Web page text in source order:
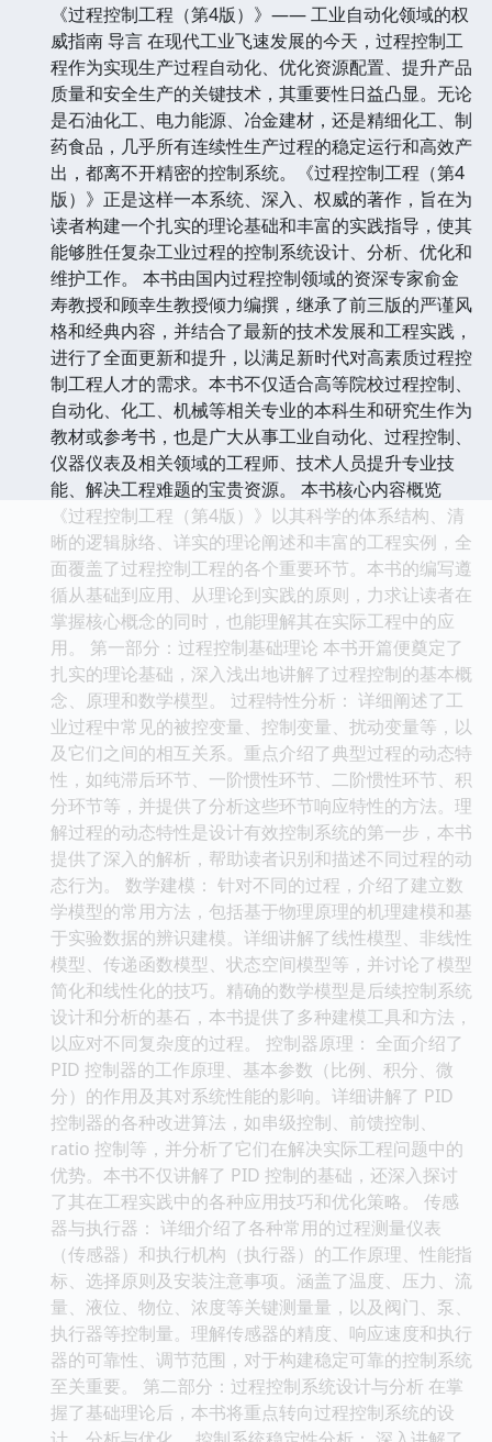
《过程控制工程（第4版）》—— 工业自动化领域的权
威指南 导言 在现代工业飞速发展的今天，过程控制工
程作为实现生产过程自动化、优化资源配置、提升产品
质量和安全生产的关键技术，其重要性日益凸显。无论
是石油化工、电力能源、冶金建材，还是精细化工、制
药食品，几乎所有连续性生产过程的稳定运行和高效产
出，都离不开精密的控制系统。《过程控制工程（第4
版）》正是这样一本系统、深入、权威的著作，旨在为
读者构建一个扎实的理论基础和丰富的实践指导，使其
能够胜任复杂工业过程的控制系统设计、分析、优化和
维护工作。 本书由国内过程控制领域的资深专家俞金
寿教授和顾幸生教授倾力编撰，继承了前三版的严谨风
格和经典内容，并结合了最新的技术发展和工程实践，
进行了全面更新和提升，以满足新时代对高素质过程控
制工程人才的需求。本书不仅适合高等院校过程控制、
自动化、化工、机械等相关专业的本科生和研究生作为
教材或参考书，也是广大从事工业自动化、过程控制、
仪器仪表及相关领域的工程师、技术人员提升专业技
能、解决工程难题的宝贵资源。 本书核心内容概览
《过程控制工程（第4版）》以其科学的体系结构、清
晰的逻辑脉络、详实的理论阐述和丰富的工程实例，全
面覆盖了过程控制工程的各个重要环节。本书的编写遵
循从基础到应用、从理论到实践的原则，力求让读者在
掌握核心概念的同时，也能理解其在实际工程中的应
用。 第一部分：过程控制基础理论 本书开篇便奠定了
扎实的理论基础，深入浅出地讲解了过程控制的基本概
念、原理和数学模型。 过程特性分析： 详细阐述了工
业过程中常见的被控变量、控制变量、扰动变量等，以
及它们之间的相互关系。重点介绍了典型过程的动态特
性，如纯滞后环节、一阶惯性环节、二阶惯性环节、积
分环节等，并提供了分析这些环节响应特性的方法。理
解过程的动态特性是设计有效控制系统的第一步，本书
提供了深入的解析，帮助读者识别和描述不同过程的动
态行为。 数学建模： 针对不同的过程，介绍了建立数
学模型的常用方法，包括基于物理原理的机理建模和基
于实验数据的辨识建模。详细讲解了线性模型、非线性
模型、传递函数模型、状态空间模型等，并讨论了模型
简化和线性化的技巧。精确的数学模型是后续控制系统
设计和分析的基石，本书提供了多种建模工具和方法，
以应对不同复杂度的过程。 控制器原理： 全面介绍了
PID 控制器的工作原理、基本参数（比例、积分、微
分）的作用及其对系统性能的影响。详细讲解了 PID
控制器的各种改进算法，如串级控制、前馈控制、
ratio 控制等，并分析了它们在解决实际工程问题中的
优势。本书不仅讲解了 PID 控制的基础，还深入探讨
了其在工程实践中的各种应用技巧和优化策略。 传感
器与执行器： 详细介绍了各种常用的过程测量仪表
（传感器）和执行机构（执行器）的工作原理、性能指
标、选择原则及安装注意事项。涵盖了温度、压力、流
量、液位、物位、浓度等关键测量量，以及阀门、泵、
执行器等控制量。理解传感器的精度、响应速度和执行
器的可靠性、调节范围，对于构建稳定可靠的控制系统
至关重要。 第二部分：过程控制系统设计与分析 在掌
握了基础理论后，本书将重点转向过程控制系统的设